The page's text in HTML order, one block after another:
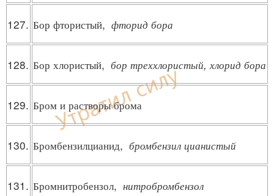
127. Бор фтористый, фторид бора
128. Бор хлористый, бор треххлористый, хлорид бора
129. Бром и растворы брома
130. Бромбензилцианид, бромбензил цианистый
131. Бромнитробензол, нитробромбензол